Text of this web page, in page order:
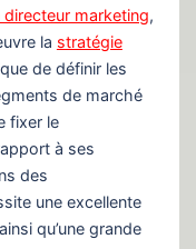
marketing,
la stratégie
de définir les
de marché
fixer le
à ses
des
une excellente
qu’une grande